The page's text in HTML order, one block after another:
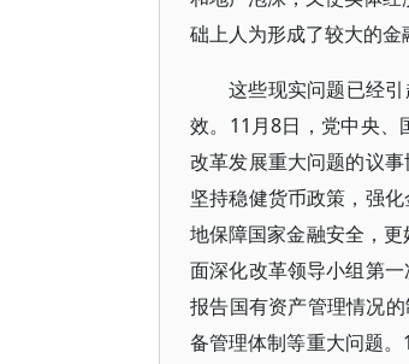
础上人为形成了较大的金
这些现实问题已经
效。11月8日，党中央、
改革发展重大问题的议
坚持稳健货币政策，强
地保障国家金融安全，
面深化改革领导小组第
报告国有资产管理情况
备管理体制等重大问题